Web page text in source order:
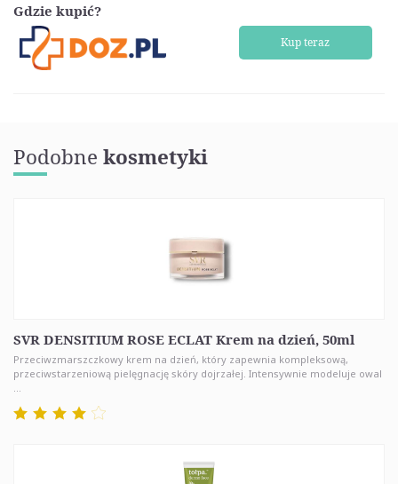
Gdzie kupić?
Kup teraz
Podobne kosmetyki
SVR DENSITIUM ROSE ECLAT Krem na dzień, 50ml
Przeciwzmarszczkowy krem na dzień, który zapewnia kompleksową,
przeciwstarzeniową pielęgnację skóry dojrzałej. Intensywnie modeluje owal